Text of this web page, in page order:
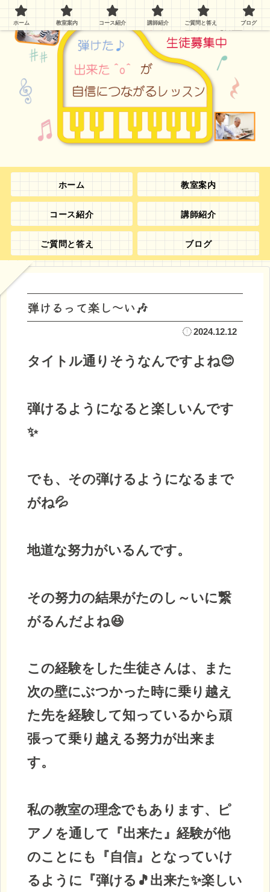
ホーム 教室案内
コース紹介 講師紹介
ご質問と答え ブログ
弾けるって楽し～い🎶
2024.12.12
タイトル通りそうなんですよね😊
弾けるようになると楽しいんです
✨
でも、その弾けるようになるまで
がね💦
地道な努力がいるんです。
その努力の結果がたのし～いに繋
がるんだよね😆
この経験をした生徒さんは、また
次の壁にぶつかった時に乗り越え
た先を経験して知っているから頑
張って乗り越える努力が出来ま
す。
私の教室の理念でもあります、ピ
アノを通して『出来た』経験が他
のことにも『自信』となっていけ
るように『弾ける🎵出来た✨楽しい
ホーム 教室案内 コース紹介 講師紹介 ご質問と答え ブログ